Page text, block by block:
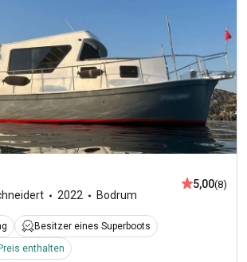
2022 Bodrum
5,00(8)
Besitzer eines Superboots
enthalten